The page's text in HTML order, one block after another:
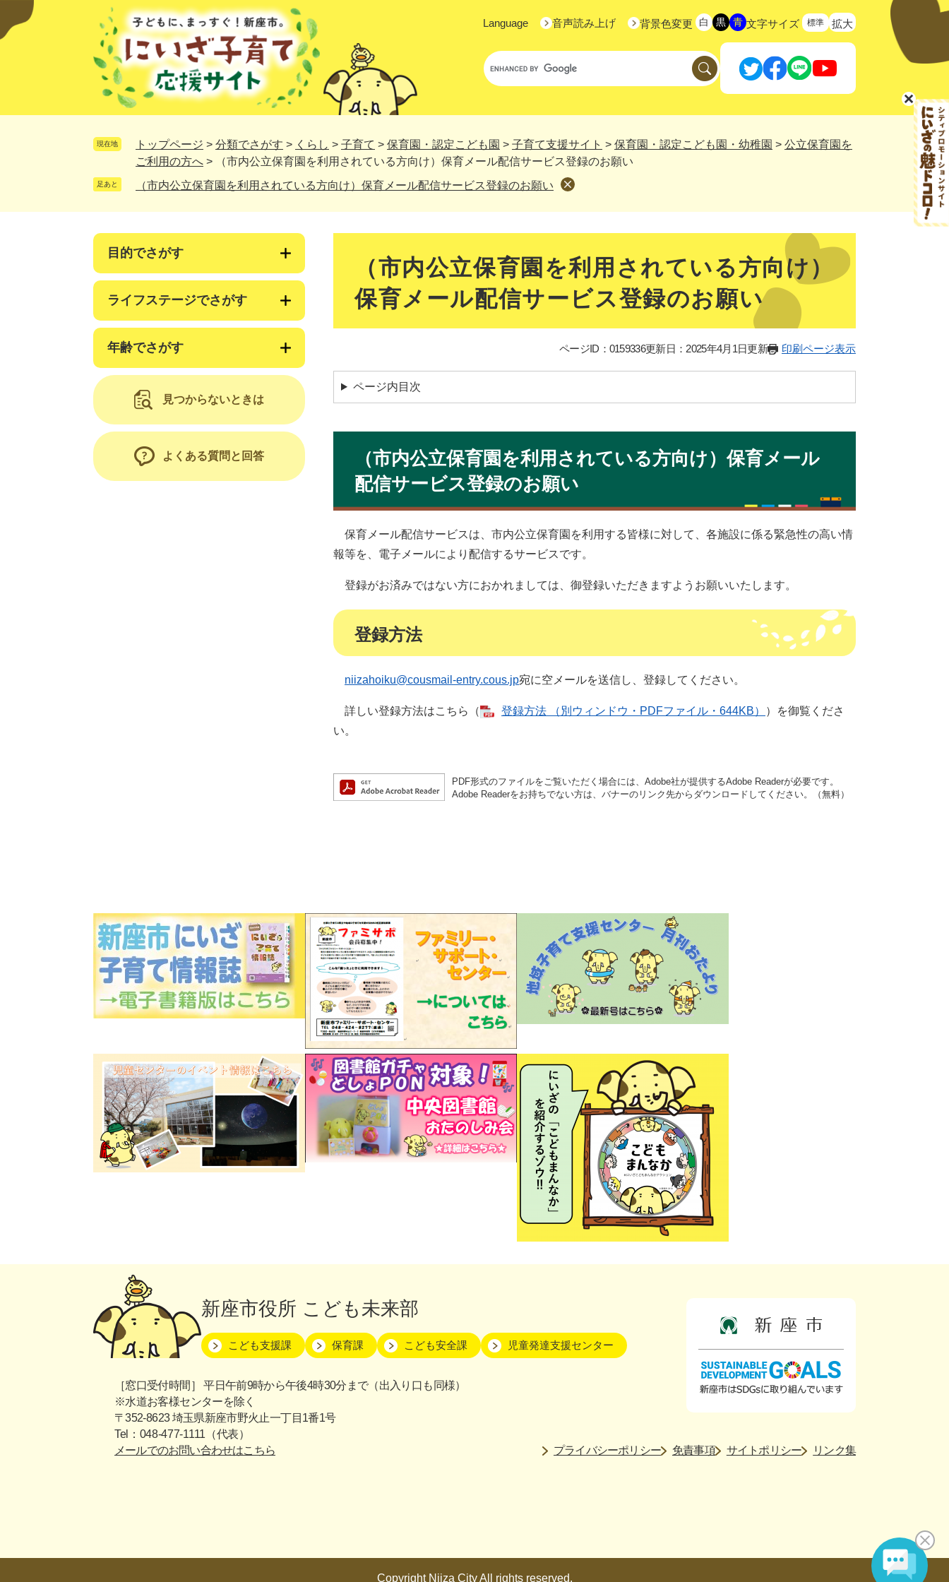
ー
ジ
ニ
ュ
Language 音声読み上げ 背景色変更 白 黒 青 文字サイズ 標準 拡大
Google
カ
検
索
現在地 トップページ > 分類でさがす > くらし > 子育て > 保育園・認定こども園 > 子育て支援サイト > 保育園・認定こども園・幼稚園 > 公立保育園を
ご利用の方へ > （市内公立保育園を利用されている方向け）保育メール配信サービス登録のお願い
足あと （市内公立保育園を利用されている方向け）保育メール配信サービス登録のお願い
（市内公立保育園を利用されている方向け）
保育メール配信サービス登録のお願い
ページID：0159336更新日：2025年4月1日更新 印刷ページ表示
ページ内目次
（市内公立保育園を利用されている方向け）保育メール
配信サービス登録のお願い
保育メール配信サービスは、市内公立保育園を利用する皆様に対して、各施設に係る緊急性の高い情
報等を、電子メールにより配信するサービスです。
登録がお済みではない方におかれましては、御登録いただきますようお願いいたします。
登録方法
niizahoiku@cousmail-entry.cous.jp宛に空メールを送信し、登録してください。
詳しい登録方法はこちら（ 登録方法 （別ウィンドウ・PDFファイル・644KB）
）を御覧くださ
い。
PDF形式のファイルをご覧いただく場合には、Adobe社が提供するAdobe Readerが必要です。
Adobe Readerをお持ちでない方は、バナーのリンク先からダウンロードしてください。（無料）
目的でさがす
ライフステージでさがす
年齢でさがす
見つからないときは
よくある質問と回答
新座市役所 こども未来部
こども支援課 保育課 こども安全課 児童発達支援センター
［窓口受付時間］平日午前9時から午後4時30分まで（出入り口も同様）
※水道お客様センターを除く
〒352-8623 埼玉県新座市野火止一丁目1番1号
Tel：048-477-1111（代表）
メールでのお問い合わせはこちら
プライバシーポリシー 免責事項 サイトポリシー リンク集
Copyright Niiza City All rights reserved.